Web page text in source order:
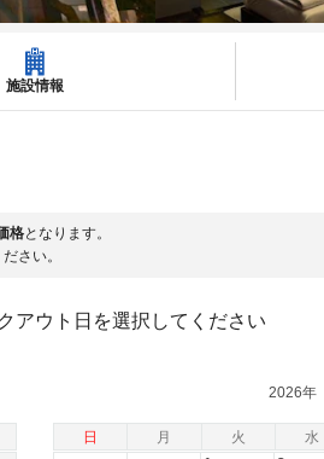
施設情報
格となります。
さい。
アウト日を選択してください
日 月 火 水
2026年